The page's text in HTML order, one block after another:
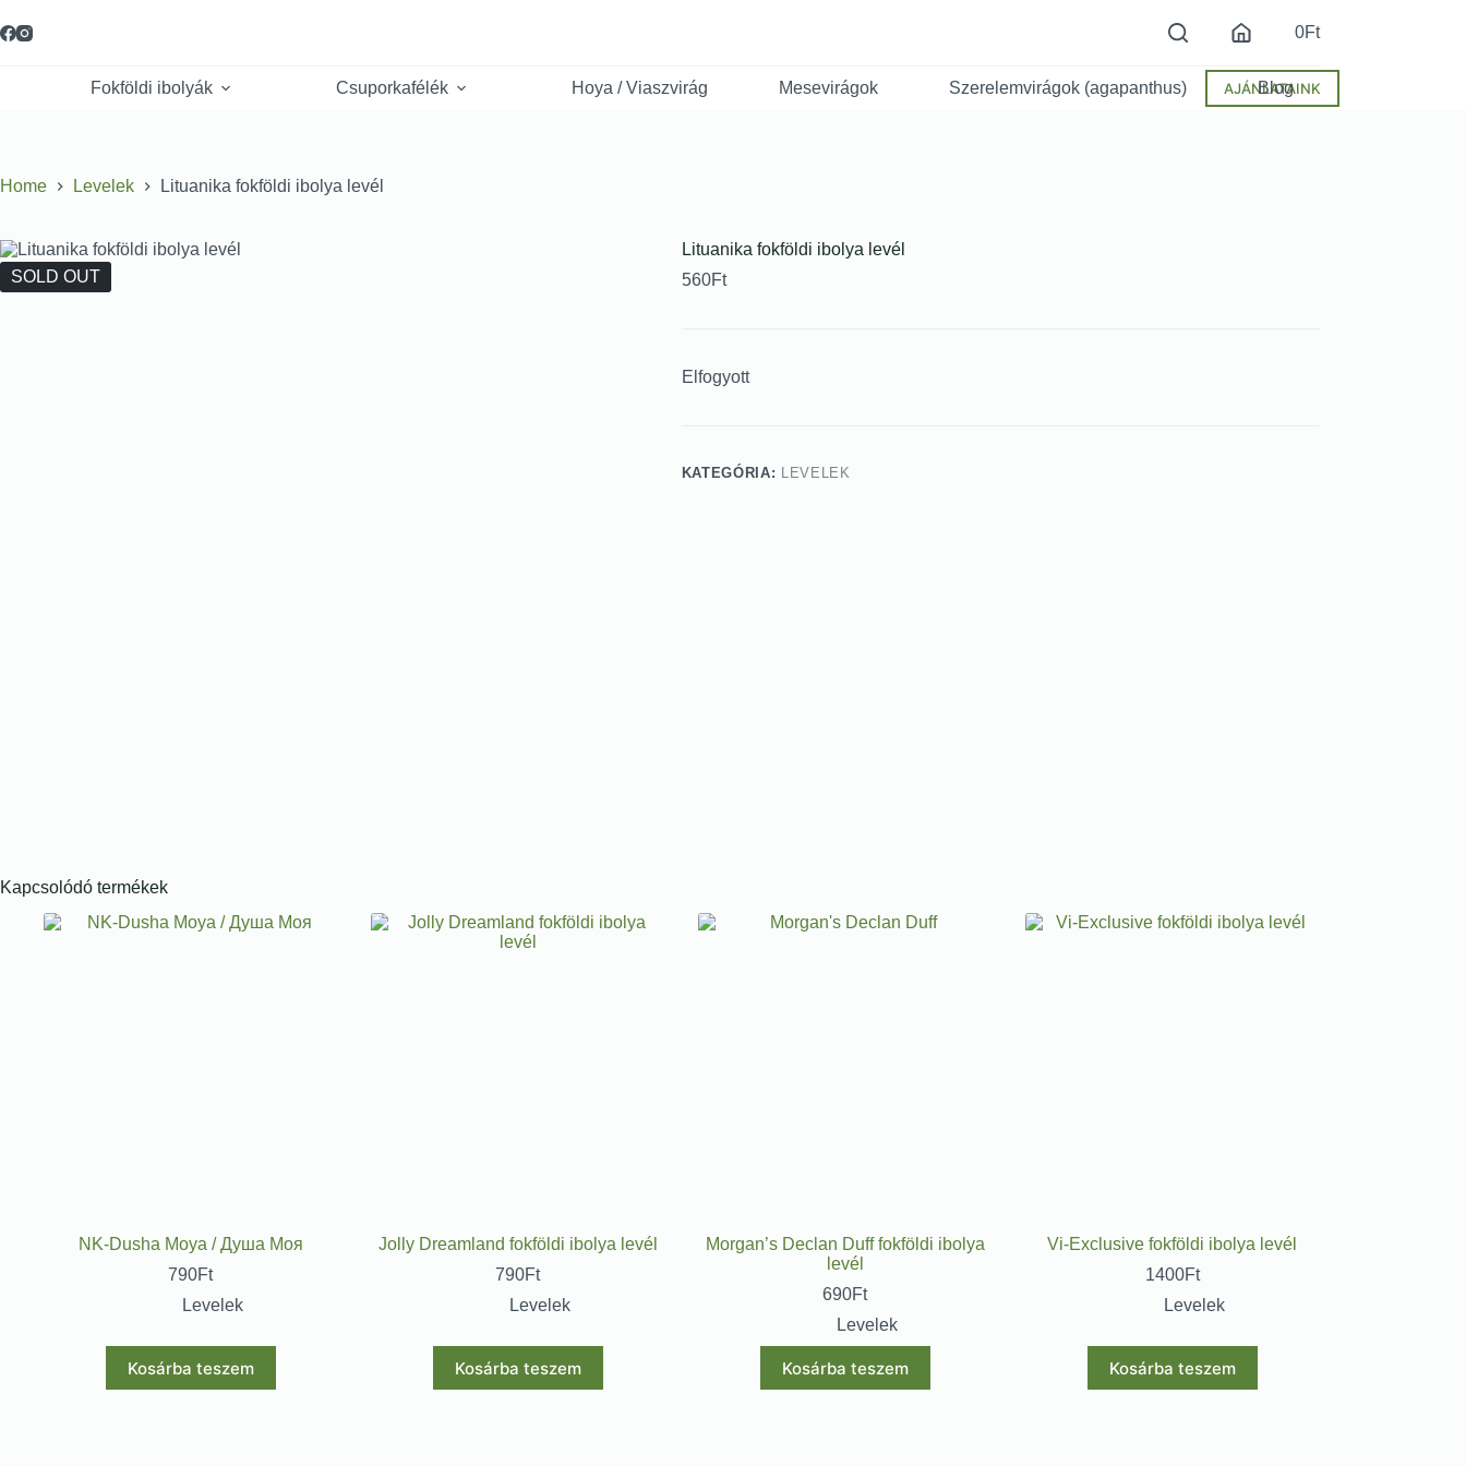
0Ft
Fokföldi ibolyák Csuporkafélék Hoya / Viaszvirág Mesevirágok Szerelemvirágok (agapanthus) Blog
AJÁNLATAINK
Home Levelek Lituanika fokföldi ibolya levél
SOLD OUT
Lituanika fokföldi ibolya levél
560Ft
Elfogyott
KATEGÓRIA: LEVELEK
Kapcsolódó termékek
NK-Dusha Moya / Душа Моя
790Ft
Levelek
Kosárba teszem
Jolly Dreamland fokföldi ibolya levél
790Ft
Levelek
Kosárba teszem
Morgan’s Declan Duff fokföldi ibolya
levél
690Ft
Levelek
Kosárba teszem
Vi-Exclusive fokföldi ibolya levél
1400Ft
Levelek
Kosárba teszem